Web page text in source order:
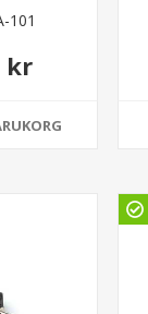
101
kr